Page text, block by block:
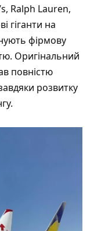
Ralph Lauren,
гіганти на
фірмову
Оригінальний
повністю
розвитку